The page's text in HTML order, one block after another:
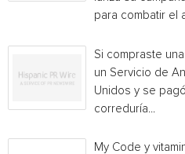
para combatir el
Si compraste
un Servicio de
Unidos y se
correduría...
My Code y